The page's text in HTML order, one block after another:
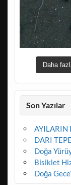
Daha
Son Yazılar
AYILARIN
DARI
Doğa
Bisiklet
Doğa